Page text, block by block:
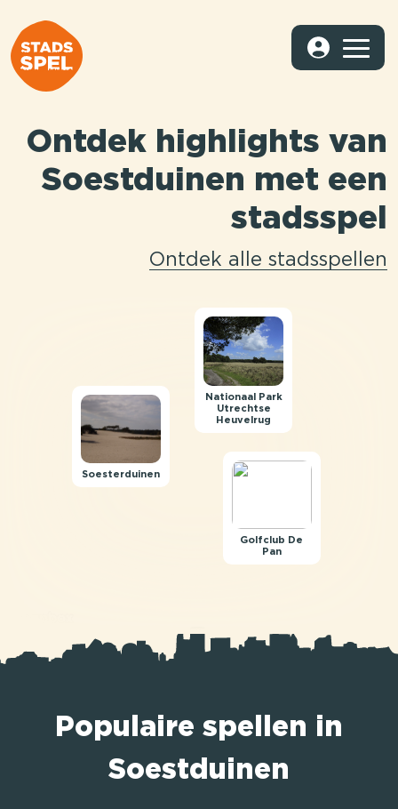
Ontdek highlights van
Soestduinen met een
stadsspel
Ontdek alle stadsspellen
Nationaal Park
Utrechtse
Heuvelrug
Soesterduinen
Golfclub De
Pan
Populaire spellen in
Soestduinen